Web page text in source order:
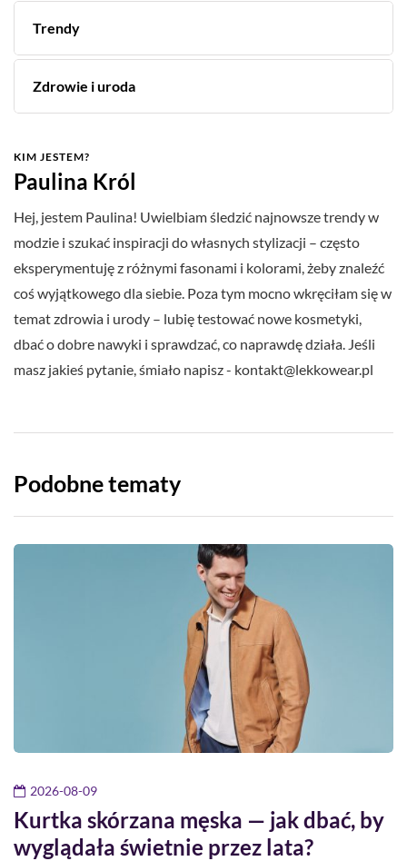
Trendy
Zdrowie i uroda
KIM JESTEM?
Paulina Król
Hej, jestem Paulina! Uwielbiam śledzić najnowsze trendy w
modzie i szukać inspiracji do własnych stylizacji – często
eksperymentuję z różnymi fasonami i kolorami, żeby znaleźć
coś wyjątkowego dla siebie. Poza tym mocno wkręciłam się w
temat zdrowia i urody – lubię testować nowe kosmetyki,
dbać o dobre nawyki i sprawdzać, co naprawdę działa. Jeśli
masz jakieś pytanie, śmiało napisz - kontakt@lekkowear.pl
Podobne tematy
2026-08-09
Kurtka skórzana męska — jak dbać, by
wyglądała świetnie przez lata?